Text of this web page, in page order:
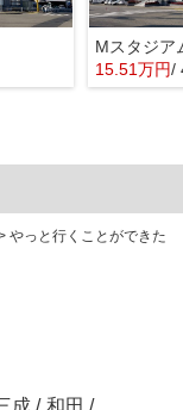
Mスタジア
15.51万円/
やっと行くことができた